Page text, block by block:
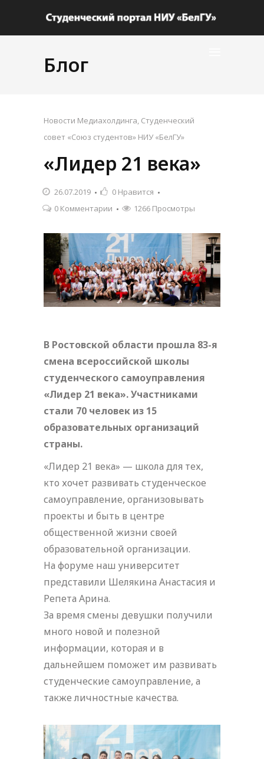
Блог
Новости Медиахолдинга, Студенческий
совет «Союз студентов» НИУ «БелГУ»
«Лидер 21 века»
26.07.2019 0 Нравится
0 Комментарии
1266 Просмотры
В Ростовской области прошла 83-я
смена всероссийской школы
студенческого самоуправления
«Лидер 21 века». Участниками
стали 70 человек из 15
образовательных организаций
страны.
«Лидер 21 века» — школа для тех,
кто хочет развивать студенческое
самоуправление, организовывать
проекты и быть в центре
общественной жизни своей
образовательной организации.
На форуме наш университет
представили Шелякина Анастасия и
Репета Арина.
За время смены девушки получили
много новой и полезной
информации, которая и в
дальнейшем поможет им развивать
студенческие самоуправление, а
также личностные качества.